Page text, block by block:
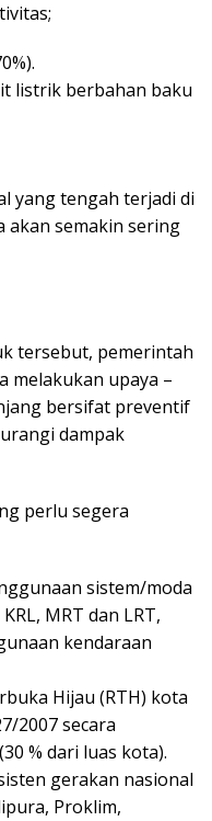
listrik berbahan baku
yang tengah terjadi di
akan semakin sering
tersebut, pemerintah
melakukan upaya –
bersifat preventif
dampak
perlu segera
sistem/moda
MRT dan LRT,
kendaraan
Hijau (RTH) kota
2007 secara
% dari luas kota).
gerakan nasional
Proklim,